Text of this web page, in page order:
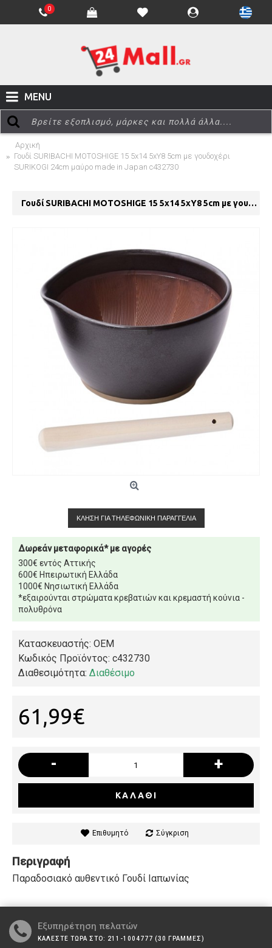
0
MENU
Αρχική
Γουδί SURIBACHI MOTOSHIGE 15 5x14 5xΥ8 5cm με γουδοχέρι
SURIKOGI 24cm μαύρο made in Japan c432730
Γουδί SURIBACHI MOTOSHIGE 15 5x14 5xΥ8 5cm με γουδοχέρι SURIKOGI 24cm μαύρο made in Japan c432730
ΚΛΉΣΗ ΓΙΑ ΤΗΛΕΦΩΝΙΚΉ ΠΑΡΑΓΓΕΛΊΑ
Δωρεάν μεταφορικά* με αγορές
300€ εντός Αττικής
600€ Ηπειρωτική Ελλάδα
1000€ Νησιωτική Ελλάδα
*εξαιρούνται στρώματα κρεβατιών και κρεμαστή κούνια -
πολυθρόνα
Κατασκευαστής: OEM
Κωδικός Προϊόντος: c432730
Διαθεσιμότητα: Διαθέσιμο
61,99€
- +
ΚΑΛΆΘΙ
Επιθυμητό Σύγκριση
Περιγραφή
Παραδοσιακό αυθεντικό Γουδί Ιαπωνίας
Εξυπηρέτηση πελατών
ΚΑΛΕΣΤΕ ΤΩΡΑ ΣΤΟ: 211-1004777 (30 ΓΡΑΜΜΕΣ)